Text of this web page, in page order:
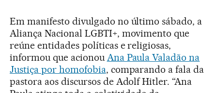
Em manifesto divulgado no último sábado, a
Aliança Nacional LGBTI+, movimento que
reúne entidades políticas e religiosas,
informou que acionou Ana Paula Valadão na
Justiça por homofobia, comparando a fala da
pastora aos discursos de Adolf Hitler. “Ana